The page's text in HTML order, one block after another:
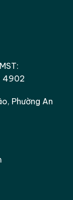
4902
Phường An